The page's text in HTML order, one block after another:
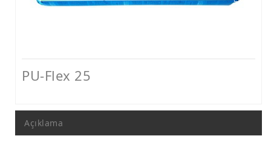
Tamir ve Aderans Harçları, Epoksi Harçlar ve Beton Katkıları
Zemin Kaplamaları (Epoksi, Poliüretan, Çimento Esaslı)
PU-Flex 25
Açıklama